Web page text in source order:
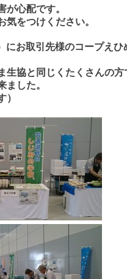
が心配です。
気をつけください。
にお取引先様のコープえ
生協と同じくたくさんの方
ました。
）